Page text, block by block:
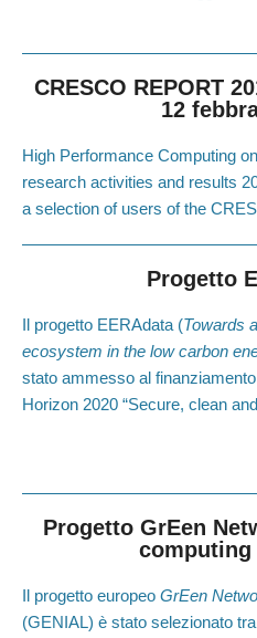
CRESCO REPORT
12
High Performance Computing
research activities and results
a selection of users of the
Progetto
Il progetto EERAdata (Towards
ecosystem in the low carbon
stato ammesso al
Horizon 2020 “Secure, clean
Progetto GrEen
computing
Il progetto europeo GrEen
(GENIAL) è stato selezionato